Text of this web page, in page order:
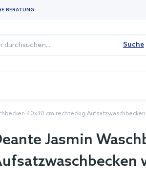
BERATUNG
Suche
40x30 cm rechteckig
Jasmin